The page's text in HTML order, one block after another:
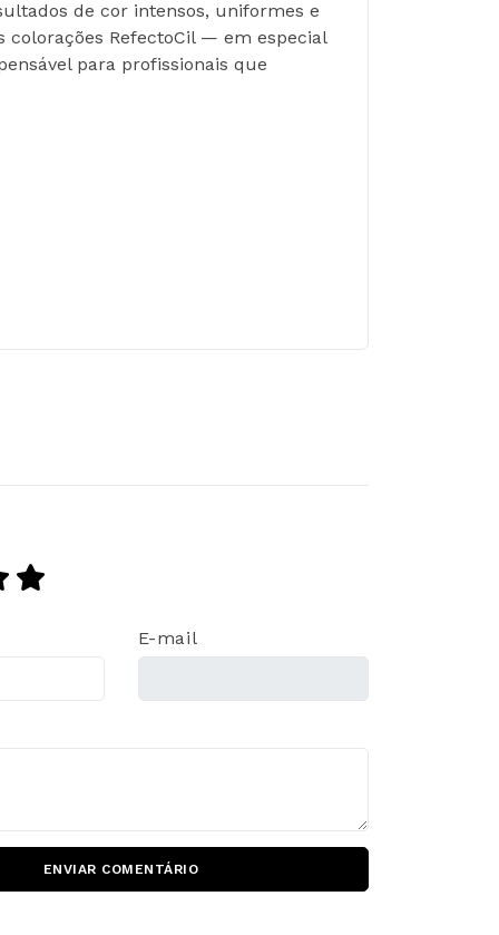
de cor intensos, uniformes e
RefectoCil — em especial
para profissionais que
E-mail
ENVIAR COMENTÁRIO